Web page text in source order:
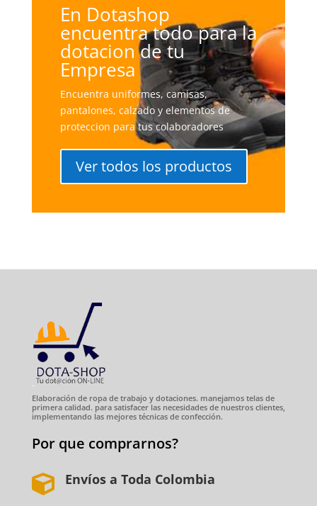
En Dotashop
encuentra todo para la
dotacion de tu
Empresa
Encuentra uniformes, camisas,
pantalones, calzado y elementos de
proteccion para tus colaboradores
Ver todos los productos
Elaboración de ropa de trabajo y dotaciones. manejamos telas de
primera calidad. para satisfacer las necesidades de nuestros clientes,
implementando las mejores técnicas de confección.
Por que comprarnos?
 Envíos a Toda Colombia